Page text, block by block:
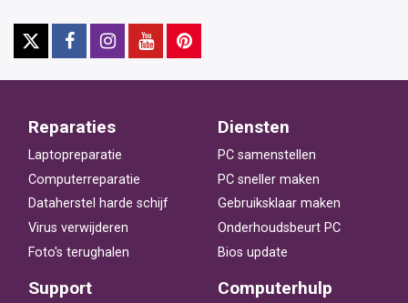
Reparaties
Laptopreparatie
Computerreparatie
Dataherstel harde schijf
Virus verwijderen
Foto's terughalen
Diensten
PC samenstellen
PC sneller maken
Gebruiksklaar maken
Onderhoudsbeurt PC
Bios update
Support Computerhulp